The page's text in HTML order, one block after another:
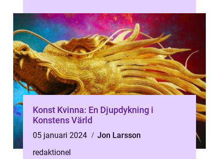
skapa texture...
Konst Kvinna: En Djupdykning i
Konstens Värld
05 januari 2024
Jon Larsson
redaktionel